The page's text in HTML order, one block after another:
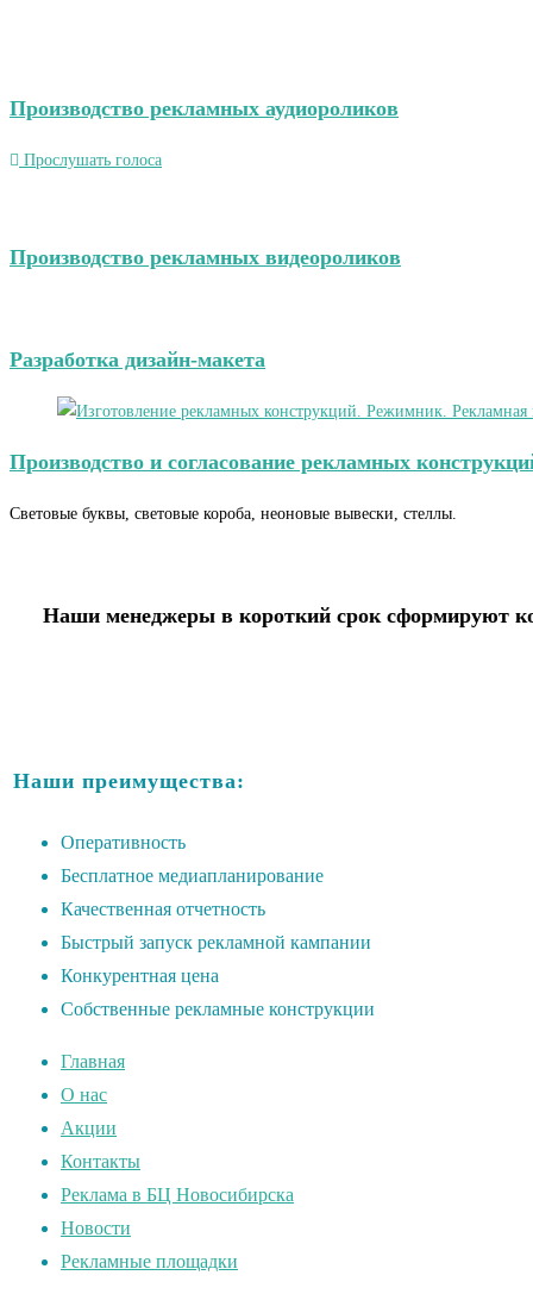
Производство рекламных аудиороликов
Прослушать голоса
Производство рекламных видеороликов
Разработка дизайн-макета
Производство и согласование рекламных
Световые буквы, световые короба, неоновые вывески, стеллы.
Наши менеджеры в короткий срок сформируют
Наши преимущества:
Оперативность
Бесплатное медиапланирование
Качественная отчетность
Быстрый запуск рекламной кампании
Конкурентная цена
Собственные рекламные конструкции
Главная
О нас
Акции
Контакты
Реклама в БЦ Новосибирска
Новости
Рекламные площадки